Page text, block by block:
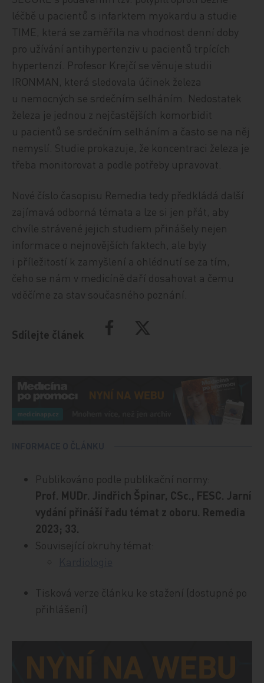
léčbě u pacientů s infarktem myokardu a studie
TIME, která se zaměřila na vhodnost denní doby
pro užívání antihypertenziv u pacientů trpících
hypertenzí. Profesor Krejčí se věnuje studii
IRONMAN, která sledovala účinek železa
u nemocných se srdečním selháním. Nedostatek
železa je jednou z nejčastějších komorbidit
u pacientů se srdečním selháním a často se na něj
nemyslí. Studie prokazuje, že koncentraci železa je
třeba monitorovat a podle potřeby upravovat.
Nové číslo časopisu Remedia tedy předkládá další
zajímavá odborná témata a lze si jen přát, aby
chvíle strávené jejich studiem přinášely nejen
informace o nejnovějších faktech, ale byly
i příležitostí k zamyšlení a ohlédnutí se za tím,
čeho se nám v medicíně daří dosahovat a čemu
vděčíme za stav současného poznání.
Sdílejte článek
Publikováno podle publikační normy:
Prof. MUDr. Jindřich Špinar, CSc., FESC. Jarní
vydání přináší řadu témat z oboru. Remedia
2023; 33.
Související okruhy témat:
Tisková verze článku ke stažení (dostupné po
přihlášení)